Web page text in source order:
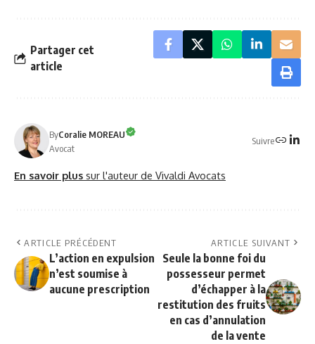
Partager cet
article
ByCoralie MOREAU
Avocat
Suivre
En savoir plus sur l'auteur de Vivaldi Avocats
ARTICLE PRÉCÉDENT
L’action en expulsion
n’est soumise à
aucune prescription
ARTICLE SUIVANT
Seule la bonne foi du
possesseur permet
d’échapper à la
restitution des fruits
en cas d’annulation
de la vente